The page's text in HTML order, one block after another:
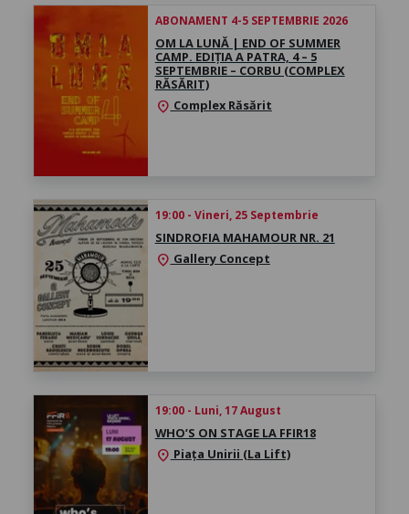
ABONAMENT 4-5 SEPTEMBRIE 2026
OM LA LUNĂ | END OF SUMMER
CAMP. EDIȚIA A PATRA, 4 – 5
SEPTEMBRIE – CORBU (COMPLEX
RĂSĂRIT)
location_on Complex Răsărit
19:00 - Vineri, 25 Septembrie
SINDROFIA MAHAMOUR NR. 21
location_on Gallery Concept
19:00 - Luni, 17 August
WHO’S ON STAGE LA FFIR18
location_on Piața Unirii (La Lift)